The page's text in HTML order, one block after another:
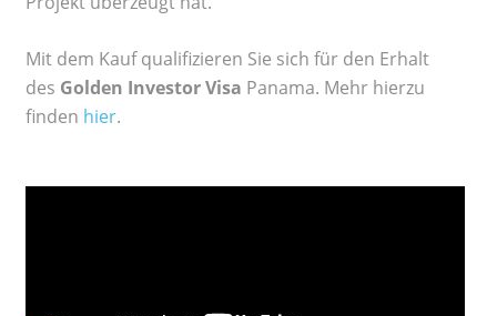
Mit dem Kauf qualifizieren Sie sich für den Erhalt
des Golden Investor Visa Panama. Mehr hierzu
finden hier.